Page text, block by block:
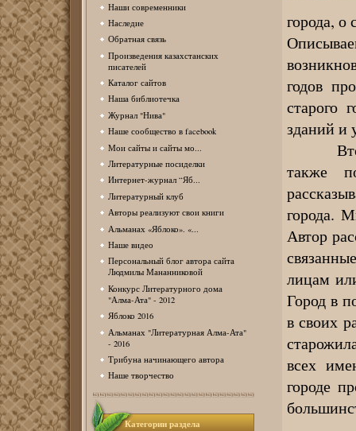
Наши современники
Наследие
Обратная связь
Произведения казахстанских
писателей
Каталог сайтов
Наша библиотечка
Журнал "Нива"
Наше сообщество в facebook
Мои сайты и сайты мо...
Литературные посиделки
Интернет-журнал “Яб...
Литературный клуб
Авторы реализуют свои книги
Альманах «Яблоко». «...
Наше видео
Персональный блог автора сайта
Людмилы Мананниковой
Конкурс Литературного дома
"Алма-Ата" - 2012
Яблоко 2016
Альманах "Литературная Алма-Ата"
- 2016
Трибуна начинающего автора
Наше творчество
Категории раздела
города, о
годов
старого
зданий
также
города.
Автор
лицам
Город в
в своих
всех
городе